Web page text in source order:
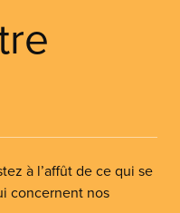
à l’affût de ce qui se
concernent nos